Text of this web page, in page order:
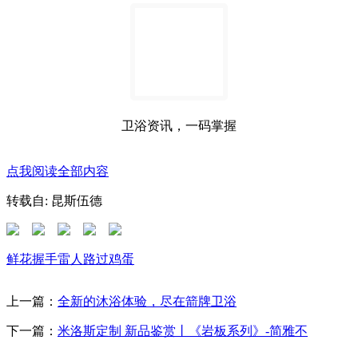
卫浴资讯，一码掌握
点我阅读全部内容
转载自: 昆斯伍德
鲜花握手雷人 路过鸡蛋
上一篇： 全新的沐浴体验，尽在箭牌卫浴
下一篇： 米洛斯定制 新品鉴赏丨《岩板系列》-简雅不